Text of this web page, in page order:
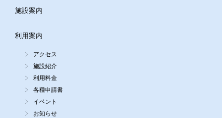
施設案内
利用案内
アクセス
施設紹介
利用料金
各種申請書
イベント
お知らせ